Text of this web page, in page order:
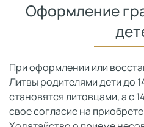
Оформление
При оформлении или
Литвы родителями дети до
становятся литовцами, а с
свое согласие на